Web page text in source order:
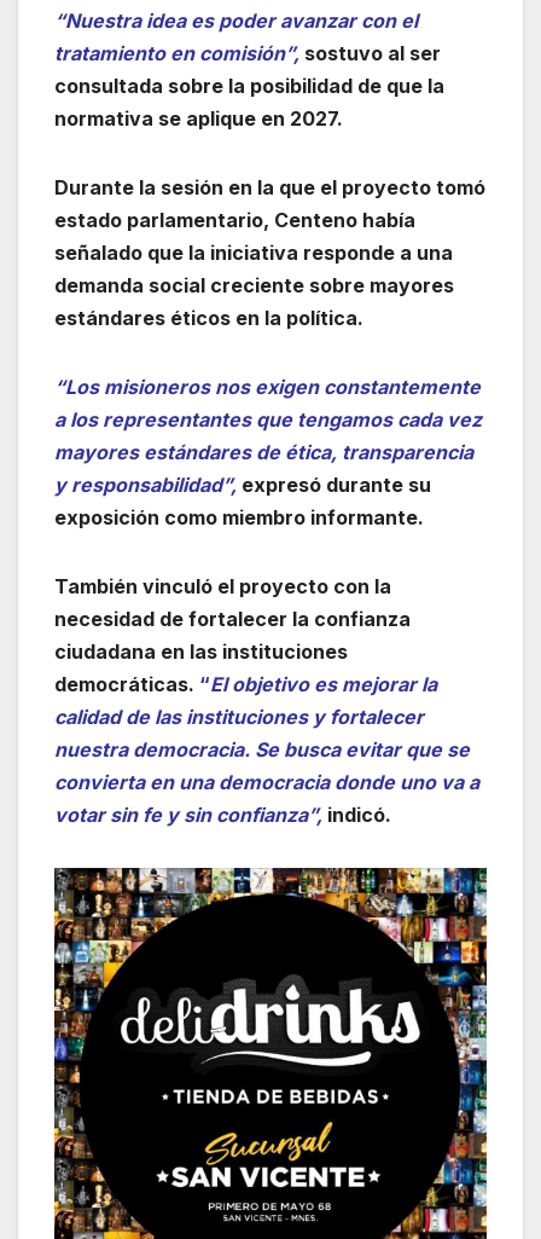
“Nuestra idea es poder avanzar con el
tratamiento en comisión”, sostuvo al ser
consultada sobre la posibilidad de que la
normativa se aplique en 2027.
Durante la sesión en la que el proyecto tomó
estado parlamentario, Centeno había
señalado que la iniciativa responde a una
demanda social creciente sobre mayores
estándares éticos en la política.
“Los misioneros nos exigen constantemente
a los representantes que tengamos cada vez
mayores estándares de ética, transparencia
y responsabilidad”, expresó durante su
exposición como miembro informante.
También vinculó el proyecto con la
necesidad de fortalecer la confianza
ciudadana en las instituciones
democráticas. “El objetivo es mejorar la
calidad de las instituciones y fortalecer
nuestra democracia. Se busca evitar que se
convierta en una democracia donde uno va a
votar sin fe y sin confianza”, indicó.